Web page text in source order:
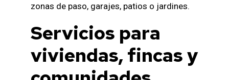
zonas de paso, garajes, patios o jardines.
Servicios para
viviendas, fincas y